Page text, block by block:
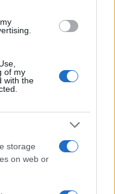
of my
with the
storage
on web or
sa odraslim
gledat ćete u